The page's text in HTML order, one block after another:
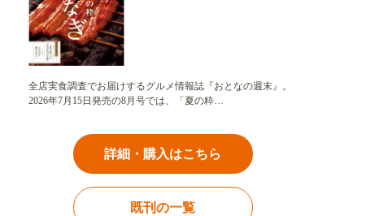
全店実食調査でお届けするグルメ情報誌『おとなの週末』。
2026年7月15日発売の8月号では、「夏の粋…
詳細・購入はこちら
既刊の一覧